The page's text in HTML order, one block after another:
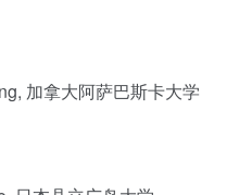
加拿大阿萨巴斯卡大学